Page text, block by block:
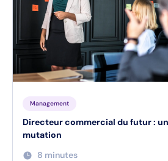
Management
Directeur commercial du futur :
mutation
8 minutes